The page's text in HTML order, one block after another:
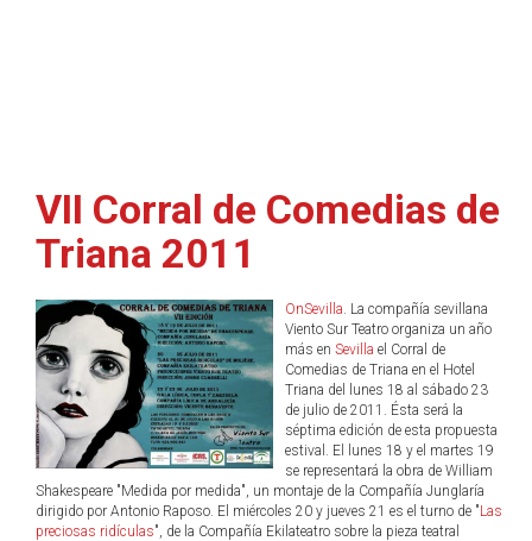
VII Corral de Comedias de
Triana 2011
OnSevilla. La compañía sevillana
Viento Sur Teatro organiza un año
más en Sevilla el Corral de
Comedias de Triana en el Hotel
Triana del lunes 18 al sábado 23
de julio de 2011. Ésta será la
séptima edición de esta propuesta
estival. El lunes 18 y el martes 19
se representará la obra de William
Shakespeare "Medida por medida", un montaje de la Compañía Junglaría
dirigido por Antonio Raposo. El miércoles 20 y jueves 21 es el turno de "Las
preciosas ridículas", de la Compañía Ekilateatro sobre la pieza teatral